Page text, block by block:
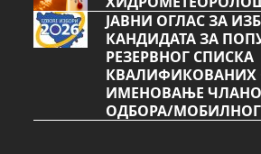
ЈАВНИ ОГЛАС ЗА
КАНДИДАТА ЗА
РЕЗЕРВНОГ СПИСКА
КВАЛИФИКОВАНИХ
ИМЕНОВАЊЕ
ОДБОРА/